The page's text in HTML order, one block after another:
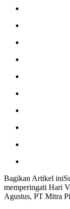
Bagikan Artikel
memperingati Hari
Agustus, PT Mitra